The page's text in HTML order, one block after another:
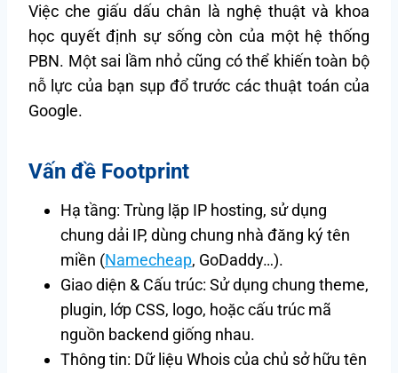
Việc che giấu dấu chân là nghệ thuật và khoa
học quyết định sự sống còn của một hệ thống
PBN. Một sai lầm nhỏ cũng có thể khiến toàn bộ
nỗ lực của bạn sụp đổ trước các thuật toán của
Google.
Vấn đề Footprint
Hạ tầng: Trùng lặp IP hosting, sử dụng
chung dải IP, dùng chung nhà đăng ký tên
miền (Namecheap, GoDaddy…).
Giao diện & Cấu trúc: Sử dụng chung theme,
plugin, lớp CSS, logo, hoặc cấu trúc mã
nguồn backend giống nhau.
Thông tin: Dữ liệu Whois của chủ sở hữu tên